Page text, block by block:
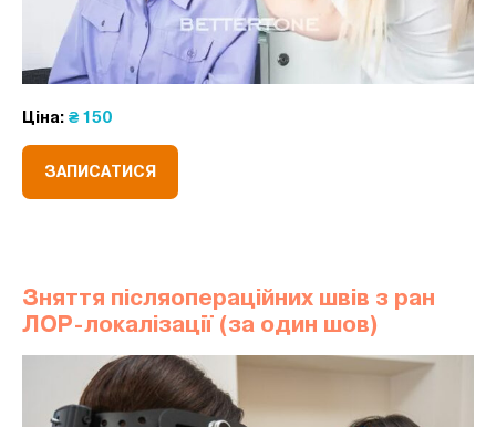
Ціна: ₴ 150
ЗАПИСАТИСЯ
Зняття післяопераційних швів з ран
ЛОР-локалізації (за один шов)